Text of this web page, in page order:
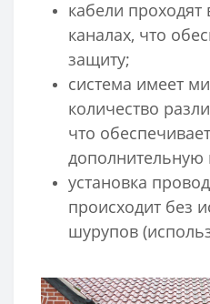
кабели
каналах, что
защиту;
система имеет
количество
что
дополнительную
установка
происходит без
шурупов